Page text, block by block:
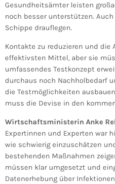
Gesundheitsämter leisten
noch besser unterstützen.
Schippe drauflegen.
Kontakte zu reduzieren und die
effektivsten Mittel, aber sie
umfassendes Testkonzept
durchaus noch Nachholbedarf
die Testmöglichkeiten
muss die Devise in den
Wirtschaftsministerin Anke
Expertinnen und Experten war
wie schwierig einzuschätzen
bestehenden Maßnahmen
müssen klar umgesetzt und
Datenerhebung über